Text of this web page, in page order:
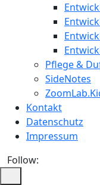
Pflege &
SideNotes
Kontakt
Datenschutz
Impressum
Follow: